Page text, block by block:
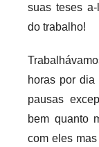
suas teses
do trabalho!
horas por
pausas
bem quanto
com eles